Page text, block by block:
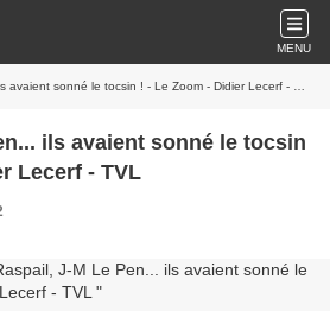
MENU
sonné le tocsin ! - Le Zoom - Didier Lecerf - TVL
ils avaient sonné le tocsin
Lecerf - TVL